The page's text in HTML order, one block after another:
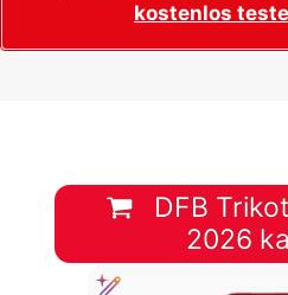
kostenlos
DFB
2026